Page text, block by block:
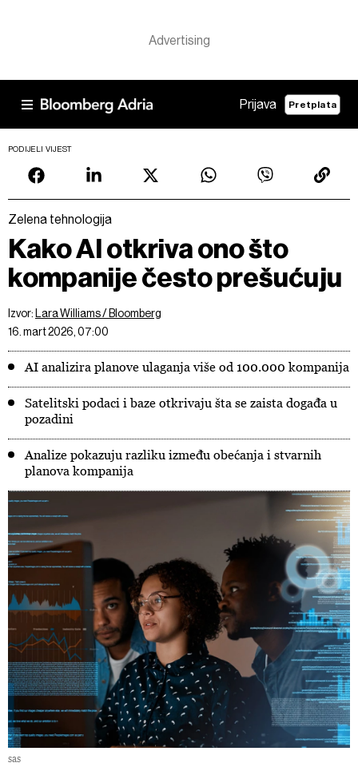
Prijava Pretplata
PODIJELI VIJEST
Zelena tehnologija
Kako AI otkriva ono što
kompanije često prešućuju
Izvor:
Lara Williams / Bloomberg
16. mart 2026, 07:00
AI analizira planove ulaganja više od 100.000 kompanija
Satelitski podaci i baze otkrivaju šta se zaista događa u
pozadini
Analize pokazuju razliku između obećanja i stvarnih
planova kompanija
sas